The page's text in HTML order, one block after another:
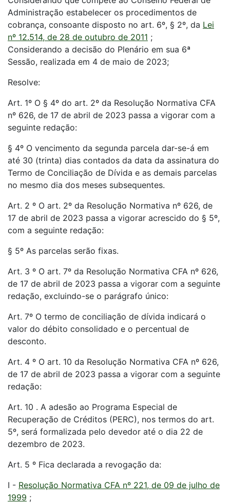
Administração estabelecer os procedimentos de
cobrança, consoante disposto no art. 6º, § 2º, da Lei
nº 12.514, de 28 de outubro de 2011 ;
Considerando a decisão do Plenário em sua 6ª
Sessão, realizada em 4 de maio de 2023;
Resolve:
Art. 1º O § 4º do art. 2º da Resolução Normativa CFA
nº 626, de 17 de abril de 2023 passa a vigorar com a
seguinte redação:
§ 4º O vencimento da segunda parcela dar-se-á em
até 30 (trinta) dias contados da data da assinatura do
Termo de Conciliação de Dívida e as demais parcelas
no mesmo dia dos meses subsequentes.
Art. 2 º O art. 2º da Resolução Normativa nº 626, de
17 de abril de 2023 passa a vigorar acrescido do § 5º,
com a seguinte redação:
§ 5º As parcelas serão fixas.
Art. 3 º O art. 7º da Resolução Normativa CFA nº 626,
de 17 de abril de 2023 passa a vigorar com a seguinte
redação, excluindo-se o parágrafo único:
Art. 7º O termo de conciliação de dívida indicará o
valor do débito consolidado e o percentual de
desconto.
Art. 4 º O art. 10 da Resolução Normativa CFA nº 626,
de 17 de abril de 2023 passa a vigorar com a seguinte
redação:
Art. 10 . A adesão ao Programa Especial de
Recuperação de Créditos (PERC), nos termos do art.
5º, será formalizada pelo devedor até o dia 22 de
dezembro de 2023.
Art. 5 º Fica declarada a revogação da:
I - Resolução Normativa CFA nº 221, de 09 de julho de
1999 ;